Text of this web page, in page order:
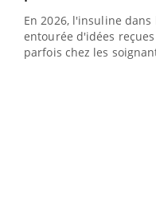
En 2026, l'insuline
entourée d'idées
parfois chez les
L'été arrive… et avec
Vacances, plage,
Nos mains sont ...